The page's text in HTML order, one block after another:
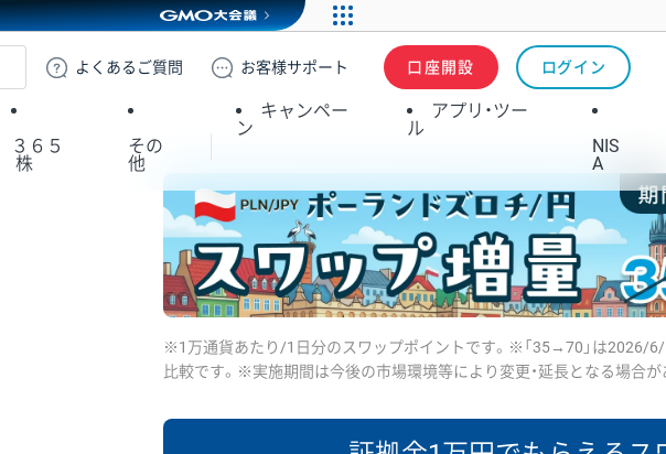
GMOクリック証券
よくある ご質問 お客様サポート 口座開設 ログイン
３６５
株
その
他
キャンペー
ン
アプリ・ツー
ル
NIS
A
※1万通貨あたり/1日分のスワップポイントです。※「35→70」は2026/6/
比較です。※実施期間は今後の市場環境等により変更・延長となる場合が